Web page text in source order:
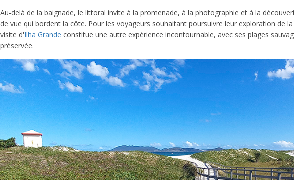
Au-delà de la baignade, le littoral invite à la promenade, à la photographie et à la
de vue qui bordent la côte. Pour les voyageurs souhaitant poursuivre leur exploration de
visite d'Ilha Grande constitue une autre expérience incontournable, avec ses plages
préservée.